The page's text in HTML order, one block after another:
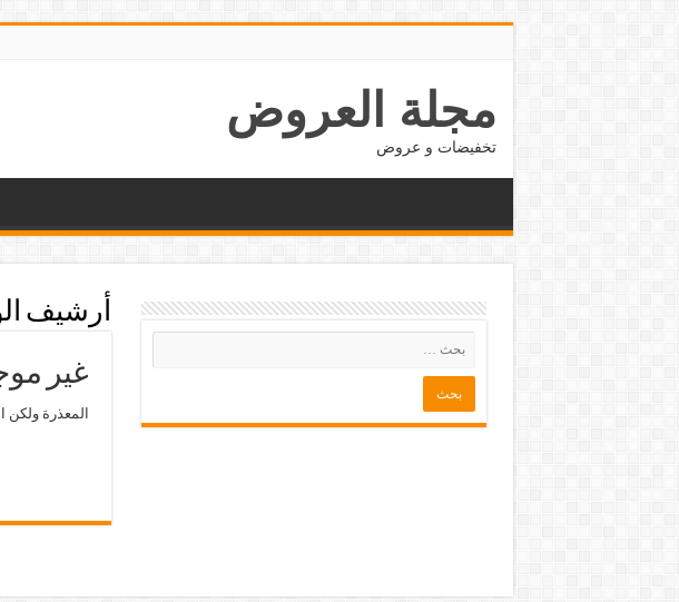
مجلة العروض
تخفيضات و عروض
أرشيف
غير
المعذرة